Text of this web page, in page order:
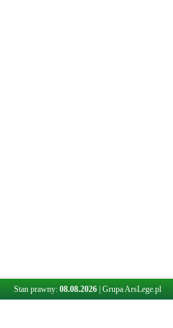
Stan prawny: 08.08.2026 Grupa ArsLege.pl